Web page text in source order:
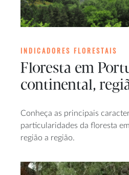
INDICADORES FLORESTAIS
Floresta em
continental,
Conheça as principais
particularidades da floresta
região a região.